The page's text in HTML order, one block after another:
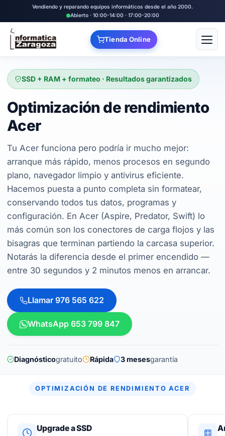
Vendiendo y reparando equipos informáticos desde el año 2000.
Abierto · 10:00-14:00 · 17:00-20:00
Tienda Online Abrir
SSD + RAM + formateo · Resultados garantizados
Optimización de rendimiento
Acer
Tu Acer funciona pero podría ir mucho mejor:
arranque más rápido, menos procesos en segundo
plano, navegador limpio y antivirus eficiente.
Hacemos puesta a punto completa sin formatear,
conservando todos tus datos, programas y
configuración. En Acer (Aspire, Predator, Swift) lo
más común son los conectores de carga flojos y las
bisagras que terminan partiendo la carcasa superior.
Notarás la diferencia desde el primer encendido —
entre 30 segundos y 2 minutos menos en arrancar.
Llamar 976 565 622
WhatsApp 653 799 847
Diagnósticogratuito Rápida 3 mesesgarantía
OPTIMIZACIÓN DE RENDIMIENTO ACER
Upgrade a SSD